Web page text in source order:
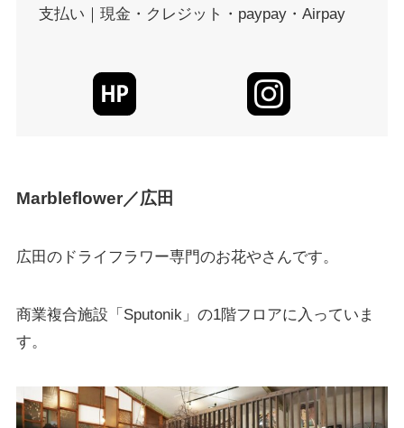
支払い｜現金・クレジット・paypay・Airpay
Marbleflower／広田
広田のドライフラワー専門のお花やさんです。
商業複合施設「Sputonik」の1階フロアに入っていま
す。